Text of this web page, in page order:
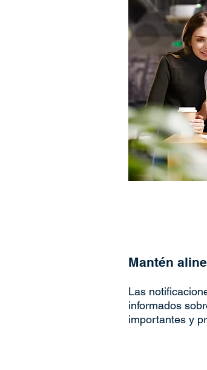
Mantén
Las
informados
importantes y